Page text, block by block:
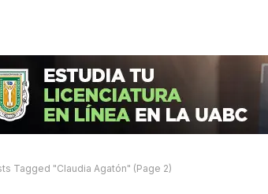
Tagged "Claudia Agatón" (Page 2)